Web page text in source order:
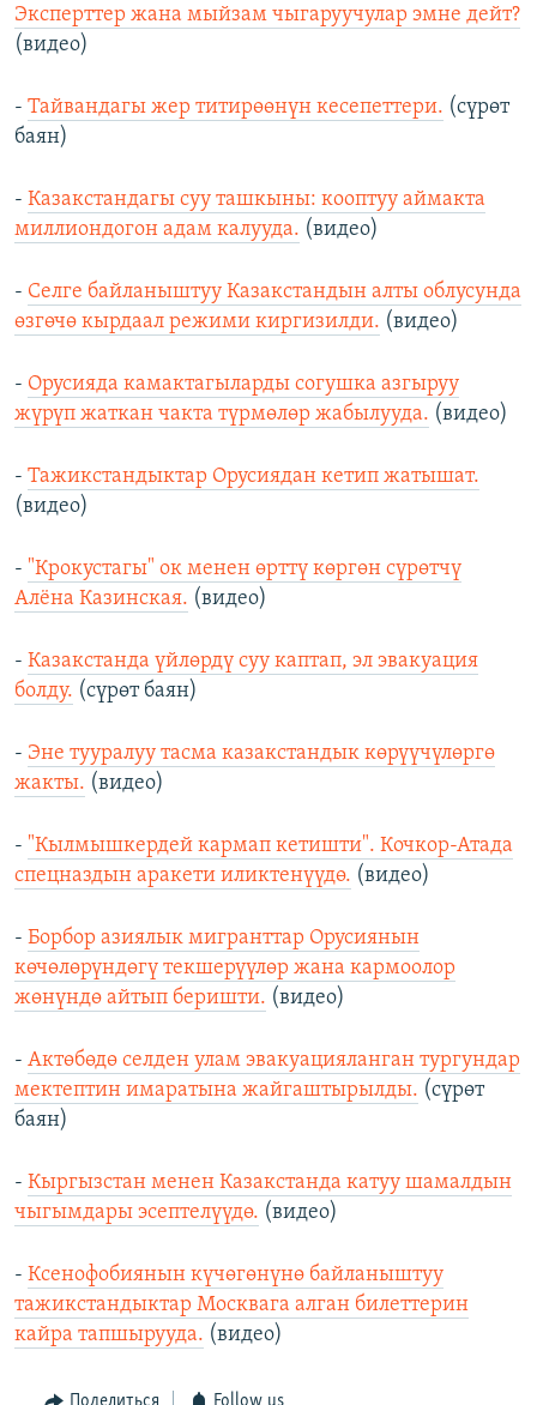
Эксперттер жана мыйзам чыгаруучулар эмне дейт?
(видео)
- Тайвандагы жер титирөөнүн кесепеттери. (сүрөт
баян)
- Казакстандагы суу ташкыны: кооптуу аймакта
миллиондогон адам калууда. (видео)
- Селге байланыштуу Казакстандын алты облусунда
өзгөчө кырдаал режими киргизилди. (видео)
- Орусияда камактагыларды согушка азгыруу
жүрүп жаткан чакта түрмөлөр жабылууда. (видео)
- Тажикстандыктар Орусиядан кетип жатышат.
(видео)
- "Крокустагы" ок менен өрттү көргөн сүрөтчү
Алёна Казинская. (видео)
- Казакстанда үйлөрдү суу каптап, эл эвакуация
болду. (сүрөт баян)
- Эне тууралуу тасма казакстандык көрүүчүлөргө
жакты. (видео)
- "Кылмышкердей кармап кетишти". Кочкор-Атада
спецназдын аракети иликтенүүдө. (видео)
- Борбор азиялык мигранттар Орусиянын
көчөлөрүндөгү текшерүүлөр жана кармоолор
жөнүндө айтып беришти. (видео)
- Актөбөдө селден улам эвакуацияланган тургундар
мектептин имаратына жайгаштырылды. (сүрөт
баян)
- Кыргызстан менен Казакстанда катуу шамалдын
чыгымдары эсептелүүдө. (видео)
- Ксенофобиянын күчөгөнүнө байланыштуу
тажикстандыктар Москвага алган билеттерин
кайра тапшырууда. (видео)